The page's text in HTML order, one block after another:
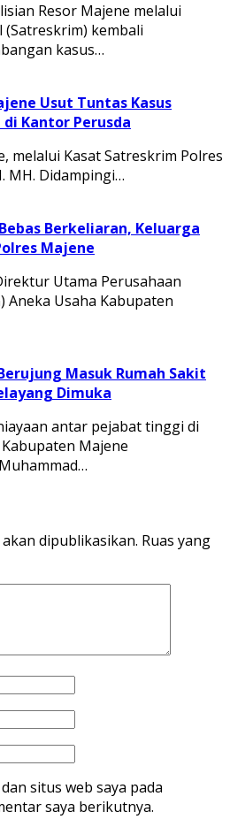
Resor Majene melalui
(Satreskrim) kembali
kasus…
Usut Tuntas Kasus
Kantor Perusda
melalui Kasat Satreskrim Polres
MH. Didampingi…
Berkeliaran, Keluarga
Majene
Utama Perusahaan
Aneka Usaha Kabupaten
Masuk Rumah Sakit
Dimuka
antar pejabat tinggi di
Majene
dipublikasikan. Ruas yang
situs web saya pada
saya berikutnya.